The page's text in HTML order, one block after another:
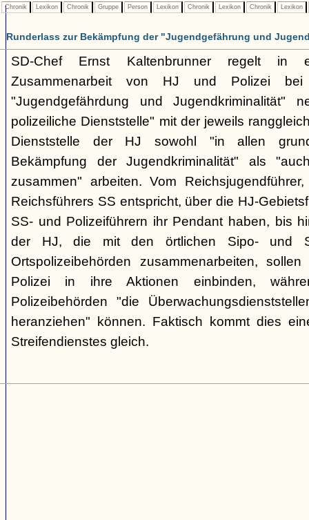
Chronik Lexikon Chronik Gruppe Person Lexikon Chronik Lexikon Chronik Lexikon
Runderlass zur Bekämpfung der "Jugendgefährung und
SD-Chef Ernst Kaltenbrunner regelt in
Zusammenarbeit von HJ und Polizei
"Jugendgefährdung und Jugendkriminalität"
polizeiliche Dienststelle" mit der jeweils
Dienststelle der HJ sowohl "in allen
Bekämpfung der Jugendkriminalität" als
zusammen" arbeiten. Vom
Reichsführers SS entspricht, über die HJ-
SS- und Polizeiführern ihr Pendant haben, bis
der HJ, die mit den örtlichen Sipo- und
Ortspolizeibehörden zusammenarbeiten,
Polizei in ihre Aktionen einbinden,
Polizeibehörden "die
heranziehen" können. Faktisch kommt dies
Streifendienstes gleich.